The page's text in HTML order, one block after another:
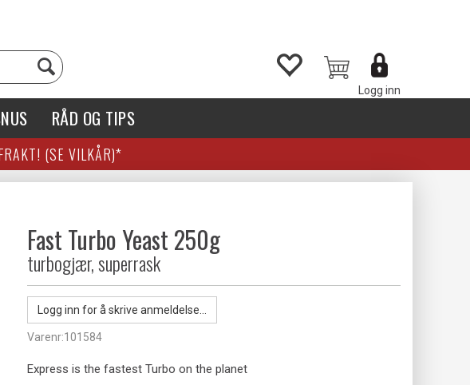
Logg inn
RÅD OG TIPS
(SE VILKÅR)*
Fast Turbo Yeast 250g
turbogjær, superrask
Logg inn for å skrive anmeldelse...
Varenr:101584
Express is the fastest Turbo on the planet